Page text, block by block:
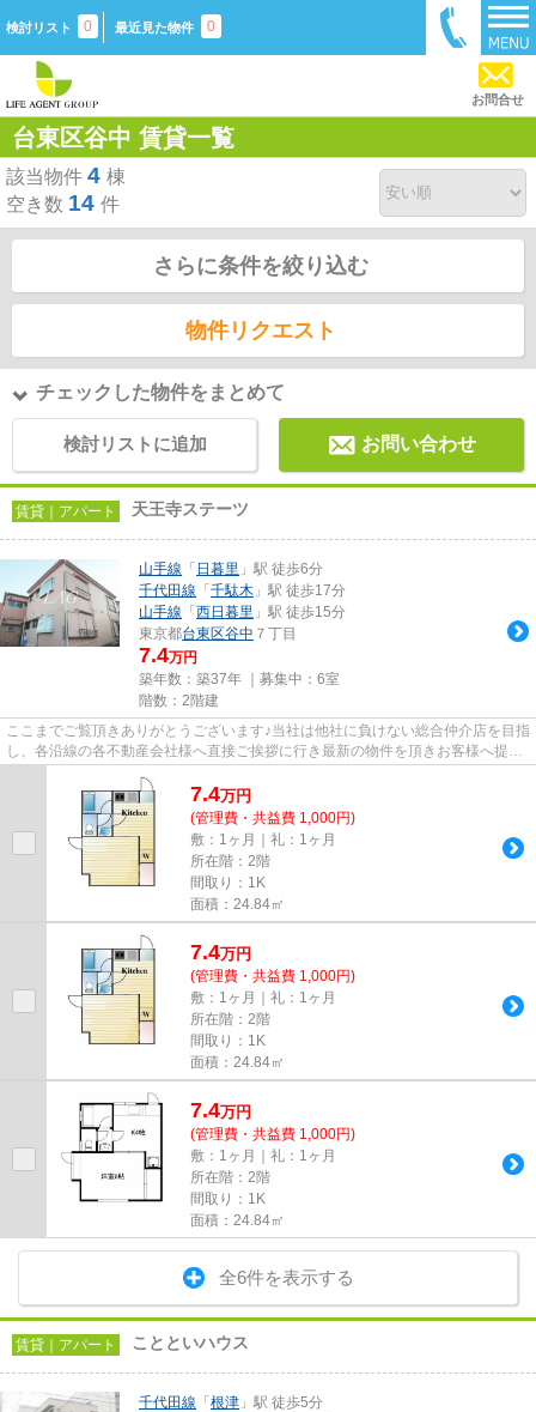
検討リスト 0 最近見た物件 0
お問合せ
台東区谷中 賃貸一覧
該当物件 4 棟
空き数 14 件
さらに条件を絞り込む
物件リクエスト
チェックした物件をまとめて
検討リストに追加 お問い合わせ
賃貸｜アパート 天王寺ステーツ
山手線 「 日暮里 」駅 徒歩6分
千代田線 「 千駄木 」駅 徒歩17分
山手線 「 西日暮里 」駅 徒歩15分
東京都台東区谷中 ７丁目
7.4万円
築年数：築37年 ｜募集中： 6室
階数：2階建
ここまでご覧頂きありがとうございます♪当社は他社に負けない総合仲介店を目指
し、各沿線の各不動産会社様へ直接ご挨拶に行き最新の物件を頂きお客様へ提供
7.4万円
(管理費・共益費 1,000円)
敷：1ヶ月｜礼：1ヶ月
所在階：2階
間取り：1K
面積：24.84㎡
7.4万円
(管理費・共益費 1,000円)
敷：1ヶ月｜礼：1ヶ月
所在階：2階
間取り：1K
面積：24.84㎡
7.4万円
(管理費・共益費 1,000円)
敷：1ヶ月｜礼：1ヶ月
所在階：2階
間取り：1K
面積：24.84㎡
全6件を表示する
賃貸｜アパート ことといハウス
千代田線 「 根津 」駅 徒歩5分